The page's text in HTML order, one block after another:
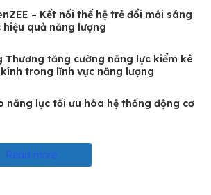
– Kết nối thế hệ trẻ đổi mới sáng
quả năng lượng
Thương tăng cường năng lực kiểm kê
trong lĩnh vực năng lượng
lực tối ưu hóa hệ thống động cơ
Read more